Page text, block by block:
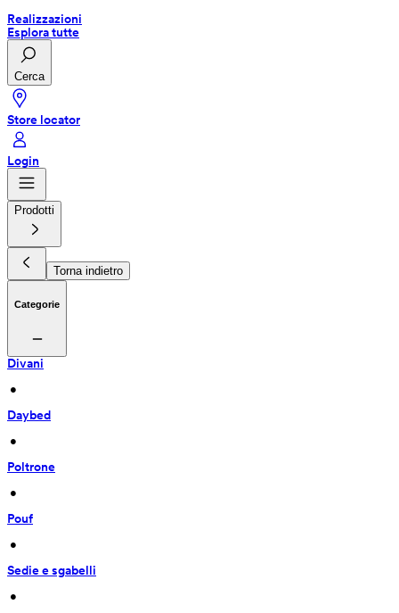
Realizzazioni
Esplora tutte
Cerca
Store locator
Login
Prodotti
Torna indietro
Categorie
Divani
•
Daybed
•
Poltrone
•
Pouf
•
Sedie e sgabelli
•